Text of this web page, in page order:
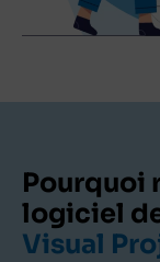
Pourquoi
logiciel
‍Visual